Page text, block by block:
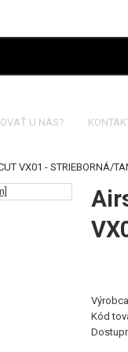
U NÁS?
VX01 - STRIEBORNÁ/
Výrobca
Kód